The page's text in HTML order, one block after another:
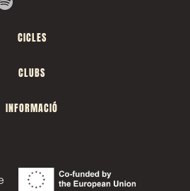
CICLES
CLUBS
INFORMACIÓ